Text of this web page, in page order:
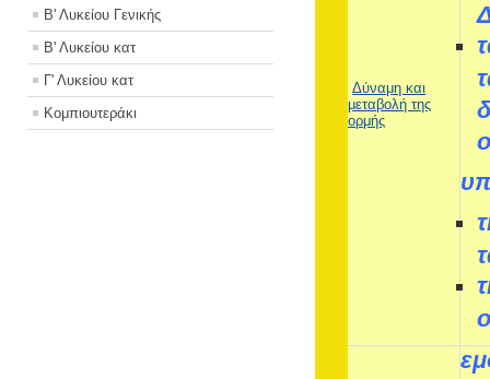
Β' Λυκείου Γενικής
Β' Λυκείου κατ
Γ' Λυκείου κατ
Κομπιουτεράκι
Δύναμη και
μεταβολή της
ορμής